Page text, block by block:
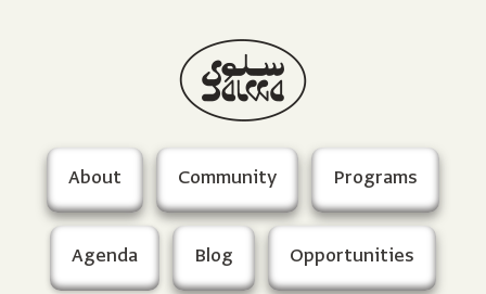
About Community Programs
Agenda Blog Opportunities